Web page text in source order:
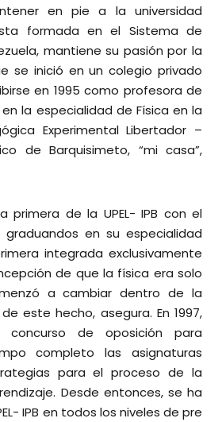
en pie a la universidad
formada en el Sistema de
mantiene su pasión por la
se inició en un colegio privado
en 1995 como profesora de
la especialidad de Física en la
Experimental Libertador –
de Barquisimeto, “mi casa”,
primera de la UPEL- IPB con el
en su especialidad
integrada exclusivamente
de que la física era solo
a cambiar dentro de la
este hecho, asegura. En 1997,
de oposición para
completo las asignaturas
para el proceso de la
Desde entonces, se ha
IPB en todos los niveles de pre